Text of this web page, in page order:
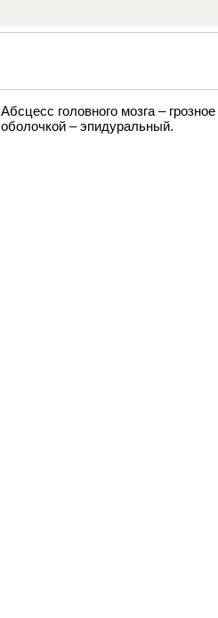
Абсцесс головного мозга –
оболочкой – эпидуральный.